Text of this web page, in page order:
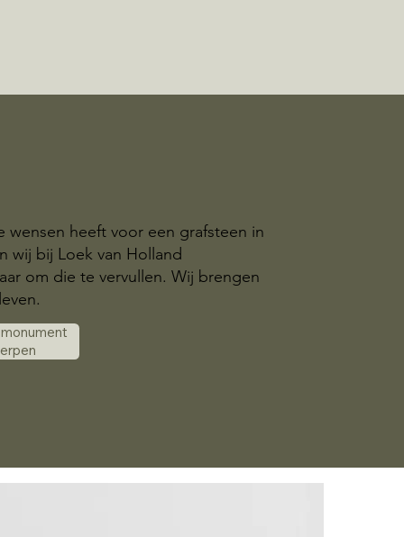
wensen heeft voor een grafsteen in
wij bij Loek van Holland
om die te vervullen. Wij brengen